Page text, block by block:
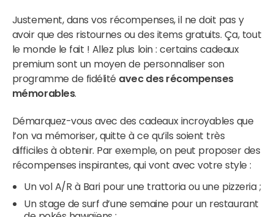
Justement, dans vos récompenses, il ne doit pas y
avoir que des ristournes ou des items gratuits. Ça, tout
le monde le fait ! Allez plus loin : certains cadeaux
premium sont un moyen de personnaliser son
programme de fidélité avec des récompenses
mémorables.
Démarquez-vous avec des cadeaux incroyables que
l’on va mémoriser, quitte à ce qu’ils soient très
difficiles à obtenir. Par exemple, on peut proposer des
récompenses inspirantes, qui vont avec votre style :
Un vol A/R à Bari pour une trattoria ou une pizzeria ;
Un stage de surf d’une semaine pour un restaurant